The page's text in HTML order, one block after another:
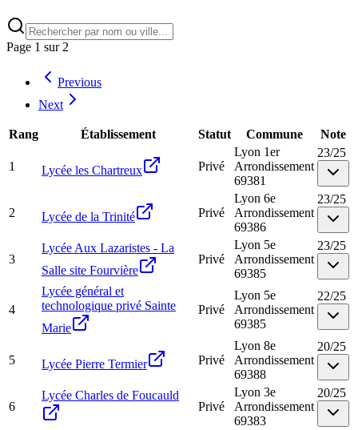
Page 1 sur 2
Previous
Next
Rang Établissement Statut Commune Note
1 Lycée les Chartreux Privé
Lyon 1er
Arrondissement
69381
23/25
2 Lycée de la Trinité Privé
Lyon 6e
Arrondissement
69386
23/25
3
Lycée Aux Lazaristes - La
Salle site Fourvière
Privé
Lyon 5e
Arrondissement
69385
23/25
4
Lycée général et
technologique privé Sainte
Marie
Privé
Lyon 5e
Arrondissement
69385
22/25
5 Lycée Pierre Termier Privé
Lyon 8e
Arrondissement
69388
20/25
6
Lycée Charles de Foucauld
Privé
Lyon 3e
Arrondissement
69383
20/25